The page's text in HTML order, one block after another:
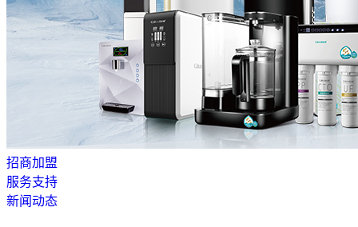
招商加盟
服务支持
新闻动态